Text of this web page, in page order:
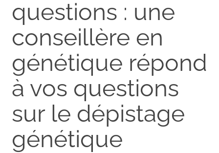
questions : une
conseillère en
génétique répond
à vos questions
sur le dépistage
génétique